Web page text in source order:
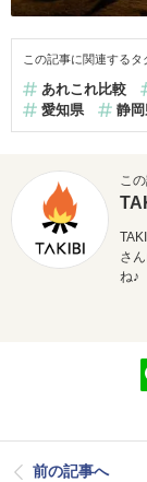
この記事に関連するタ
あれこれ比較
愛知県
静
こ
さ
ね♪
前の記事へ